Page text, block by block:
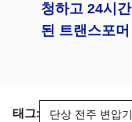
청하고 24시
된 트랜스포
태그: 단상 전주 변압기